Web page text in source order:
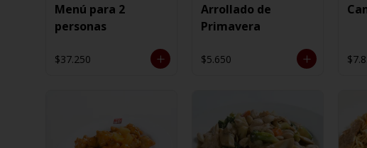
Menú para 2
personas
$37.250
Arrollado de
Primavera
$5.650